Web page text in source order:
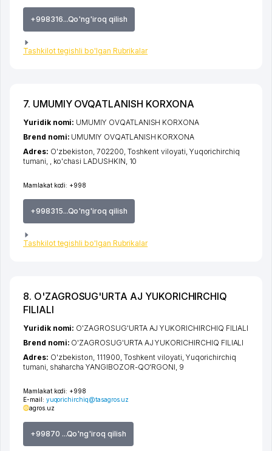
+998316...Qo'ng'iroq qilish
Tashkilot tegishli bo'lgan Rubrikalar
7. UMUMIY OVQATLANISH KORXONA
Mamlakat kodi: +998
+998315...Qo'ng'iroq qilish
Tashkilot tegishli bo'lgan Rubrikalar
Yuridik nomi: UMUMIY OVQATLANISH KORXONA
Brend nomi: UMUMIY OVQATLANISH KORXONA
Adres: O'zbekiston, 702200, Toshkent viloyati, Yuqorichirchiq
tumani, , ko'chasi LADUSHKIN, 10
8. O'ZAGROSUG'URTA AJ YUKORICHIRCHIQ
FILIALI
Mamlakat kodi: +998
E-mail: yuqorichirchiq@tasagros.uz
agros.uz
+99870 ...Qo'ng'iroq qilish
Yuridik nomi: O'ZAGROSUG'URTA AJ YUKORICHIRCHIQ FILIALI
Brend nomi: O'ZAGROSUG'URTA AJ YUKORICHIRCHIQ FILIALI
Adres: O'zbekiston, 111900, Toshkent viloyati Yuqorichirchiq
tumani shaharcha YANGIBOZOR-QO'RGONI , 9